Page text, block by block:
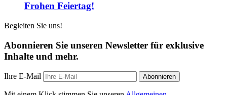
Frohen Feiertag!
Begleiten Sie uns!
Abonnieren Sie unseren Newsletter für exklusive
Inhalte und mehr.
Ihre E-Mail Abonnieren